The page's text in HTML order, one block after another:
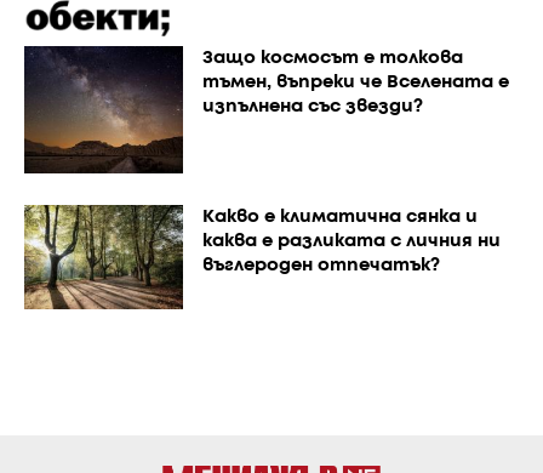
Защо космосът е толкова
тъмен, въпреки че Вселената е
изпълнена със звезди?
Каквo е климатична сянка и
каква е разликата с личния ни
въглероден отпечатък?